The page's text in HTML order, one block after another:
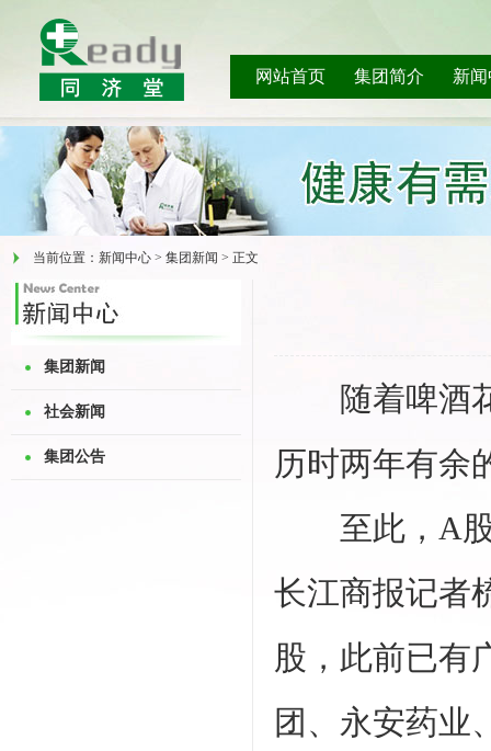
网站首页 集团简介 新
当前位置：新闻中心 > 集团新闻 > 正文
集团新闻
社会新闻
集团公告
随着啤酒花
历时两年有余
至此，A股
长江商报记者
股，此前已有
团、永安药业